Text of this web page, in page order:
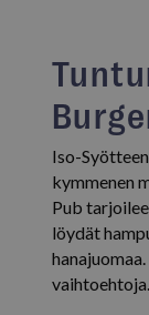
Iso-
kymmenen
Pub
löydät
vaihtoehtoja.